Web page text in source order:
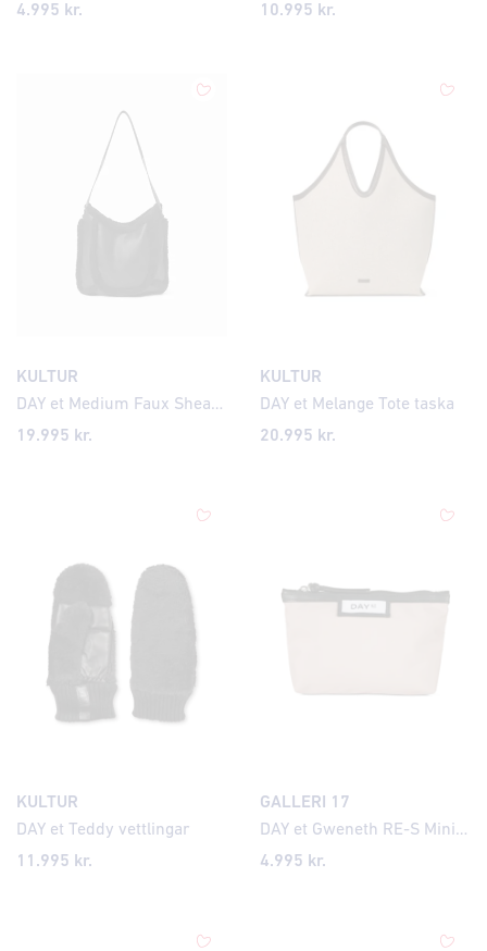
4.995 kr.
10.995 kr.
KULTUR
DAY et Medium Faux Shearling Crossbody taska
19.995 kr.
KULTUR
DAY et Melange Tote taska
20.995 kr.
KULTUR
DAY et Teddy vettlingar
11.995 kr.
GALLERI 17
DAY et Gweneth RE-S Mini snyrtitaska
4.995 kr.